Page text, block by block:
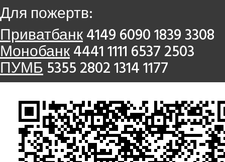
Для пожертв:
Приватбанк4149 6090 1839 3308
Монобанк4441 1111 6537 2503
ПУМБ5355 2802 1314 1177